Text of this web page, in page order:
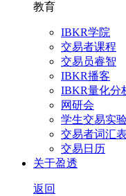
教育
IBKR学院
交易者课程
交易员睿智
IBKR播客
IBKR量化分
网研会
学生交易实
交易者词汇表
交易日历
关于盈透
返回